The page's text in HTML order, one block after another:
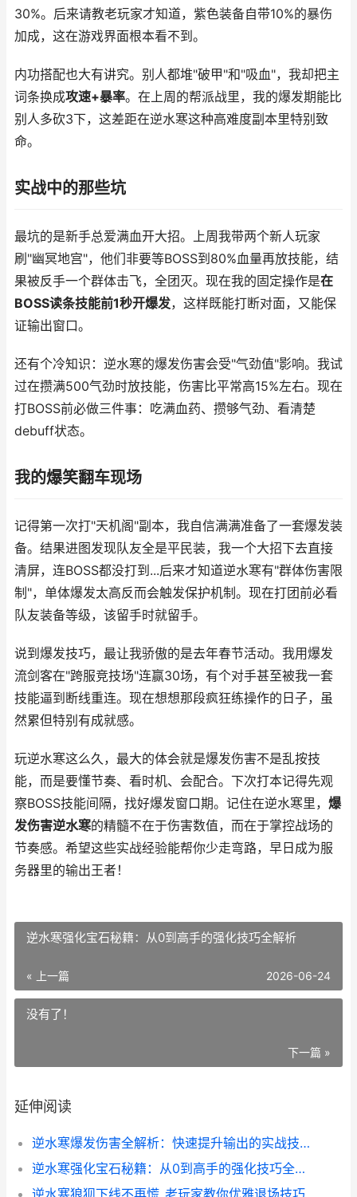
30%。后来请教老玩家才知道，紫色装备自带10%的暴伤
加成，这在游戏界面根本看不到。
内功搭配也大有讲究。别人都堆"破甲"和"吸血"，我却把主
词条换成攻速+暴率。在上周的帮派战里，我的爆发期能比
别人多砍3下，这差距在逆水寒这种高难度副本里特别致
命。
实战中的那些坑
最坑的是新手总爱满血开大招。上周我带两个新人玩家
刷"幽冥地宫"，他们非要等BOSS到80%血量再放技能，结
果被反手一个群体击飞，全团灭。现在我的固定操作是在
BOSS读条技能前1秒开爆发，这样既能打断对面，又能保
证输出窗口。
还有个冷知识：逆水寒的爆发伤害会受"气劲值"影响。我试
过在攒满500气劲时放技能，伤害比平常高15%左右。现在
打BOSS前必做三件事：吃满血药、攒够气劲、看清楚
debuff状态。
我的爆笑翻车现场
记得第一次打"天机阁"副本，我自信满满准备了一套爆发装
备。结果进图发现队友全是平民装，我一个大招下去直接
清屏，连BOSS都没打到...后来才知道逆水寒有"群体伤害限
制"，单体爆发太高反而会触发保护机制。现在打团前必看
队友装备等级，该留手时就留手。
说到爆发技巧，最让我骄傲的是去年春节活动。我用爆发
流剑客在"跨服竞技场"连赢30场，有个对手甚至被我一套
技能逼到断线重连。现在想想那段疯狂练操作的日子，虽
然累但特别有成就感。
玩逆水寒这么久，最大的体会就是爆发伤害不是乱按技
能，而是要懂节奏、看时机、会配合。下次打本记得先观
察BOSS技能间隔，找好爆发窗口期。记住在逆水寒里， 爆
发伤害逆水寒的精髓不在于伤害数值，而在于掌控战场的
节奏感。希望这些实战经验能帮你少走弯路，早日成为服
务器里的输出王者！
逆水寒强化宝石秘籍：从0到高手的强化技巧全解析
« 上一篇 2026-06-24
没有了！
下一篇 »
延伸阅读
逆水寒爆发伤害全解析：快速提升输出的实战技巧
逆水寒强化宝石秘籍：从0到高手的强化技巧全解析
逆水寒狼狈下线不再慌_老玩家教你优雅退场技巧